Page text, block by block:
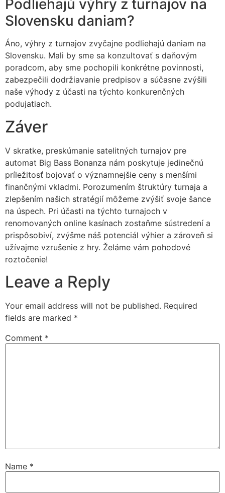
Podliehajú výhry z turnajov na
Slovensku daniam?
Áno, výhry z turnajov zvyčajne podliehajú daniam na
Slovensku. Mali by sme sa konzultovať s daňovým
poradcom, aby sme pochopili konkrétne povinnosti,
zabezpečili dodržiavanie predpisov a súčasne zvýšili
naše výhody z účasti na týchto konkurenčných
podujatiach.
Záver
V skratke, preskúmanie satelitných turnajov pre
automat Big Bass Bonanza nám poskytuje jedinečnú
príležitosť bojovať o významnejšie ceny s menšími
finančnými vkladmi. Porozumením štruktúry turnaja a
zlepšením našich stratégií môžeme zvýšiť svoje šance
na úspech. Pri účasti na týchto turnajoch v
renomovaných online kasínach zostaňme sústredení a
prispôsobiví, zvýšme náš potenciál výhier a zároveň si
užívajme vzrušenie z hry. Želáme vám pohodové
roztočenie!
Leave a Reply
Your email address will not be published. Required
fields are marked *
Comment *
Name *